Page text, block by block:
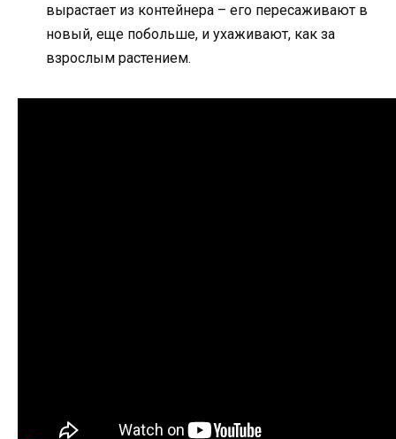
вырастает из контейнера – его пересаживают в
новый, еще побольше, и ухаживают, как за
взрослым растением.